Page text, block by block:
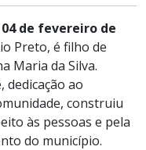
04 de fevereiro de
Preto, é filho de
Maria da Silva.
dedicação ao
construiu
às pessoas e pela
do município.